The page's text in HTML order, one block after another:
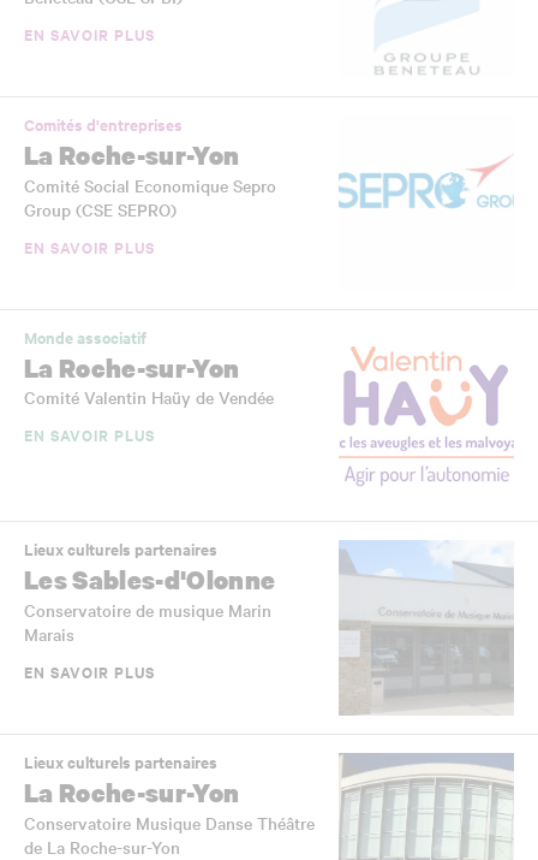
EN SAVOIR PLUS
Comités d'entreprises
La Roche-sur-Yon
Comité Social Economique Sepro
Group (CSE SEPRO)
EN SAVOIR PLUS
Monde associatif
La Roche-sur-Yon
Comité Valentin Haüy de Vendée
EN SAVOIR PLUS
Lieux culturels partenaires
Les Sables-d'Olonne
Conservatoire de musique Marin
Marais
EN SAVOIR PLUS
Lieux culturels partenaires
La Roche-sur-Yon
Conservatoire Musique Danse Théâtre
de La Roche-sur-Yon